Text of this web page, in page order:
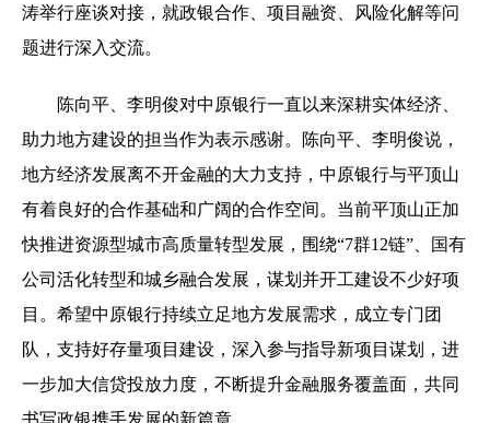
涛举行座谈对接，就政银合作、项目融资、风险化解等问
题进行深入交流。
陈向平、李明俊对中原银行一直以来深耕实体经济、
助力地方建设的担当作为表示感谢。陈向平、李明俊说，
地方经济发展离不开金融的大力支持，中原银行与平顶山
有着良好的合作基础和广阔的合作空间。当前平顶山正加
快推进资源型城市高质量转型发展，围绕“7群12链”、国有
公司活化转型和城乡融合发展，谋划并开工建设不少好项
目。希望中原银行持续立足地方发展需求，成立专门团
队，支持好存量项目建设，深入参与指导新项目谋划，进
一步加大信贷投放力度，不断提升金融服务覆盖面，共同
书写政银携手发展的新篇章。